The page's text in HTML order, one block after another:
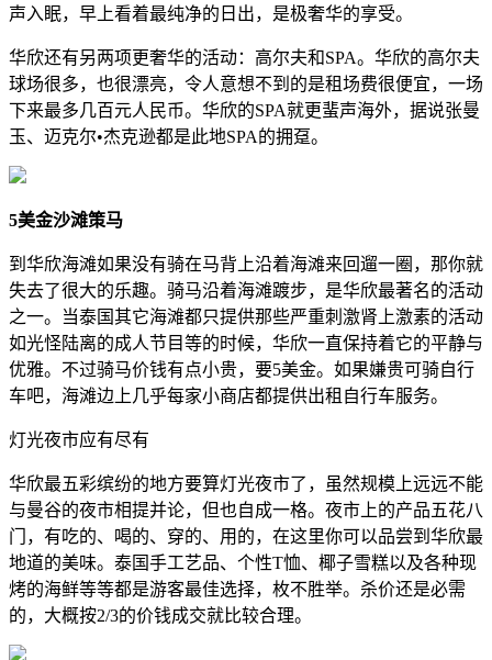
声入眠，早上看着最纯净的日出，是极奢华的享受。
华欣还有另两项更奢华的活动：高尔夫和SPA。华欣的高尔夫
球场很多，也很漂亮，令人意想不到的是租场费很便宜，一场
下来最多几百元人民币。华欣的SPA就更蜚声海外，据说张曼
玉、迈克尔•杰克逊都是此地SPA的拥趸。
5美金沙滩策马
到华欣海滩如果没有骑在马背上沿着海滩来回遛一圈，那你就
失去了很大的乐趣。骑马沿着海滩踱步，是华欣最著名的活动
之一。当泰国其它海滩都只提供那些严重刺激肾上激素的活动
如光怪陆离的成人节目等的时候，华欣一直保持着它的平静与
优雅。不过骑马价钱有点小贵，要5美金。如果嫌贵可骑自行
车吧，海滩边上几乎每家小商店都提供出租自行车服务。
灯光夜市应有尽有
华欣最五彩缤纷的地方要算灯光夜市了，虽然规模上远远不能
与曼谷的夜市相提并论，但也自成一格。夜市上的产品五花八
门，有吃的、喝的、穿的、用的，在这里你可以品尝到华欣最
地道的美味。泰国手工艺品、个性T恤、椰子雪糕以及各种现
烤的海鲜等等都是游客最佳选择，枚不胜举。杀价还是必需
的，大概按2/3的价钱成交就比较合理。